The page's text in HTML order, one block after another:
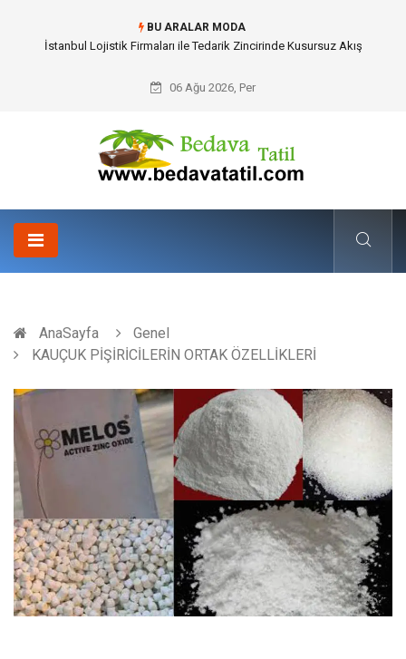
BU ARALAR MODA
Dalaman Bozburun Transfer: Seyahat Prestijinde Ve Zaman Yönetiminde
06 Ağu 2026, Per
AnaSayfa
Genel
KAUÇUK PİŞİRİCİLERİN ORTAK ÖZELLİKLERİ